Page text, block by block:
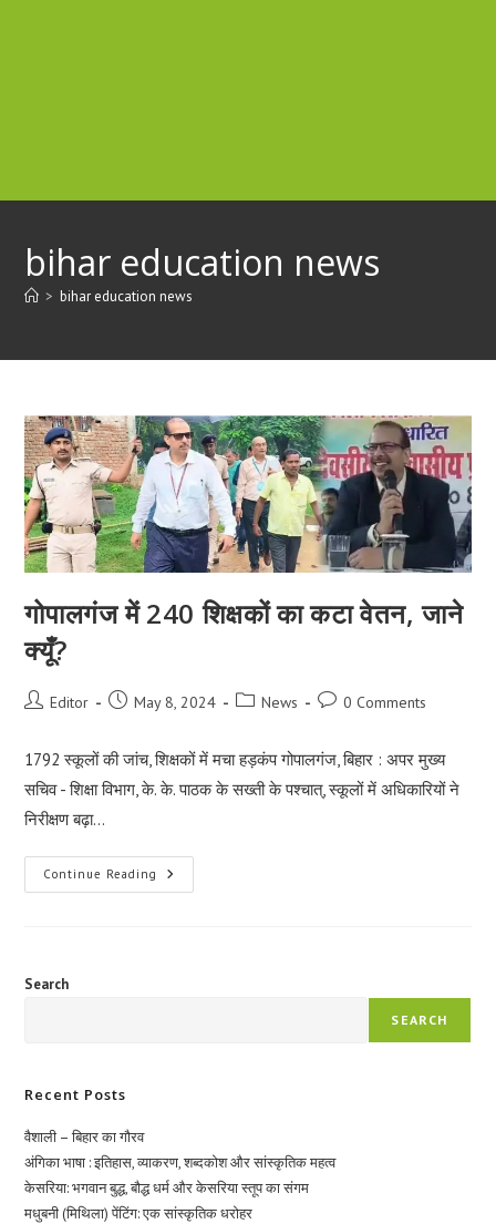
bihar education news
> bihar education news
गोपालगंज में 240 शिक्षकों का कटा वेतन, जाने
क्यूँ?
PostEditor
PostMay 8, 2024
PostNews
Post0 Comments
1792 स्कूलों की जांच, शिक्षकों में मचा हड़कंप गोपालगंज, बिहार : अपर मुख्य
सचिव - शिक्षा विभाग, के. के. पाठक के सख्ती के पश्चात्, स्कूलों में अधिकारियों ने
निरीक्षण बढ़ा…
Continue Reading गोपालगंज
में
Search
SEARCH
Recent Posts
वैशाली – बिहार का गौरव
अंगिका भाषा : इतिहास, व्याकरण, शब्दकोश और सांस्कृतिक महत्व
केसरिया: भगवान बुद्ध, बौद्ध धर्म और केसरिया स्तूप का संगम
मधुबनी (मिथिला) पेंटिंग: एक सांस्कृतिक धरोहर